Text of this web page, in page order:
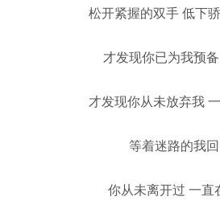
松开紧握的双手 低下
才发现你已为我预
才发现你从未放弃我
等着迷路的我
你从未离开过 一直